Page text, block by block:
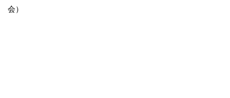
会）